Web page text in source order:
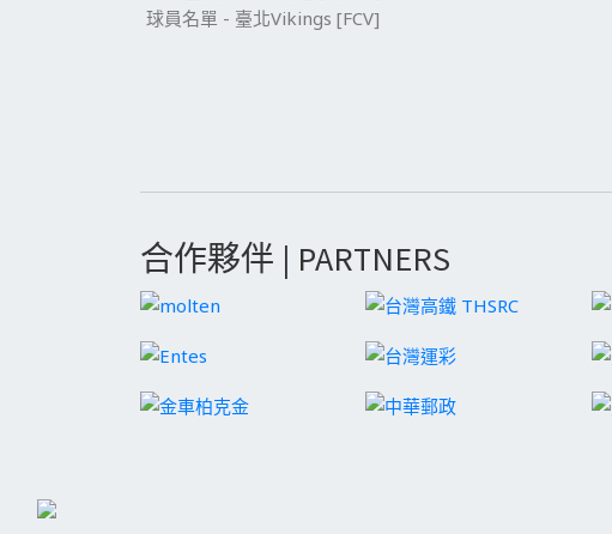
球員名單 - 臺北Vikings [FCV]
合作夥伴 | PARTNERS